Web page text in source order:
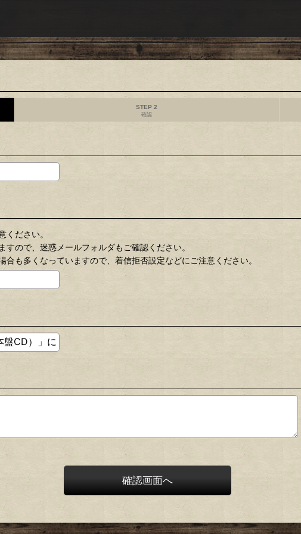
STEP 2
確認
ください。
ので、迷惑メールフォルダもご確認ください。
も多くなっていますので、着信拒否設定などにご注意ください。
確認画面へ